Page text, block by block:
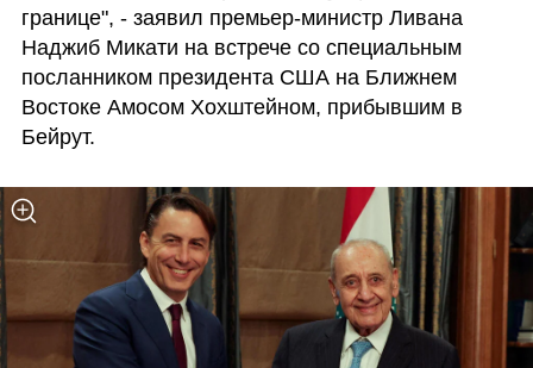
границе", - заявил премьер-министр Ливана
Наджиб Микати на встрече со специальным
посланником президента США на Ближнем
Востоке Амосом Хохштейном, прибывшим в
Бейрут.